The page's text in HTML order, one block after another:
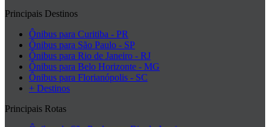
Principais Destinos
Ônibus para Curitiba - PR
Ônibus para São Paulo - SP
Ônibus para Rio de Janeiro - RJ
Ônibus para Belo Horizonte - MG
Ônibus para Florianópolis - SC
+ Destinos
Principais Rotas